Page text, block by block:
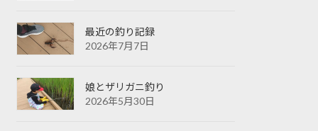
最近の釣り記録
2026年7月7日
娘とザリガニ釣り
2026年5月30日